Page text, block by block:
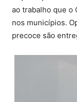
ao trabalho que o
nos municípios.
precoce são